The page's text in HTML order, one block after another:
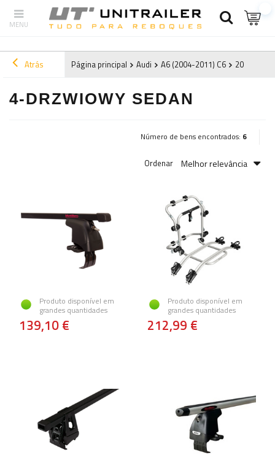
Atrás Página principal Audi A6 (2004-2011) C6 2008
4-DRZWIOWY SEDAN
Número de bens encontrados: 6
Ordenar Melhor relevância
Produto disponível em
grandes quantidades
139,10 €
Produto disponível em
grandes quantidades
212,99 €